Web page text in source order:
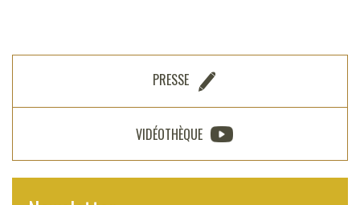
PRESSE
VIDÉOTHÈQUE